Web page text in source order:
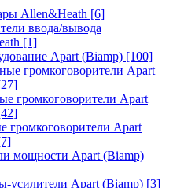
Allen&Heath [6]
ввода/вывода
[1]
Apart (Biamp) [100]
громкоговорители Apart
громкоговорители Apart
громкоговорители Apart
мощности Apart (Biamp)
усилители Apart (Biamp) [3]